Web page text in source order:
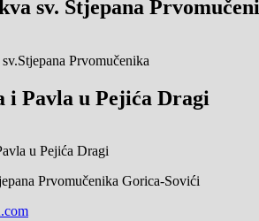
sv. Stjepana
Prvomučenika
i Pavla u Pejića Dragi
u Pejića Dragi
Prvomučenika Gorica-Sovići